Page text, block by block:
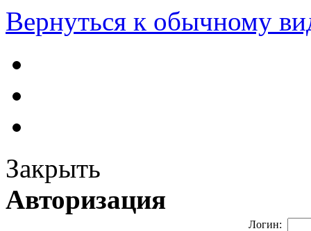
Вернуться к обычному
Закрыть
Авторизация
Логин: